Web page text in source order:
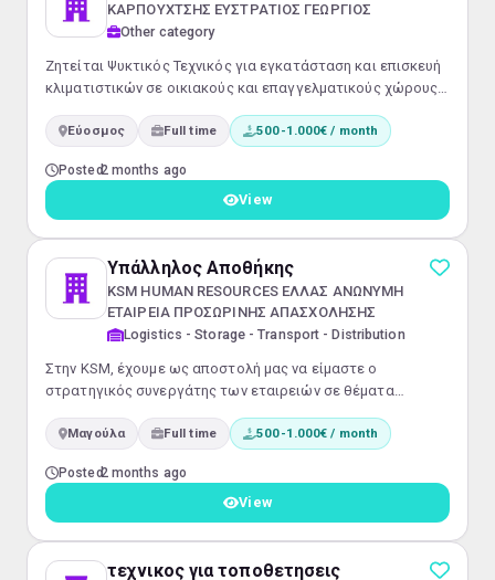
ΚΑΡΠΟΥΧΤΣΗΣ ΕΥΣΤΡΑΤΙΟΣ ΓΕΩΡΓΙΟΣ
Other category
Ζητείται Ψυκτικός Τεχνικός για εγκατάσταση και επισκευή
κλιματιστικών σε οικιακούς και επαγγελματικούς χώρους,
εργασίας πλήρους απασχόλησης.
Εύοσμος Full time 500-1.000€ / month
Posted2 months ago
View
Υπάλληλος Αποθήκης
KSM HUMAN RESOURCES ΕΛΛΑΣ ΑΝΩΝΥΜΗ
ΕΤΑΙΡΕΙΑ ΠΡΟΣΩΡΙΝΗΣ ΑΠΑΣΧΟΛΗΣΗΣ
Logistics - Storage - Transport - Distribution
Στην KSM, έχουμε ως αποστολή μας να είμαστε ο
στρατηγικός συνεργάτης των εταιρειών σε θέματα
στην επαγγελματική εξέλιξη και ικανοποίηση των στόχων
και μέσα από τις εξατομικευμένες πρακτικές μας,
φροντίζουμε να φέρουμε κοντά τους εργαζόμενους και τις
εταιρείες, δίνοντας και στις δύο πλευρές την υπο...
Μαγούλα Full time 500-1.000€ / month
Posted2 months ago
View
τεχνικος για τοποθετησεις